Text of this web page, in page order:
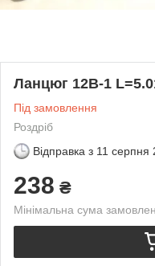
Ланцюг 12B-1
Під замовлення
Роздріб
Відправка з 11 серпня
238 ₴
Мінімальна сума